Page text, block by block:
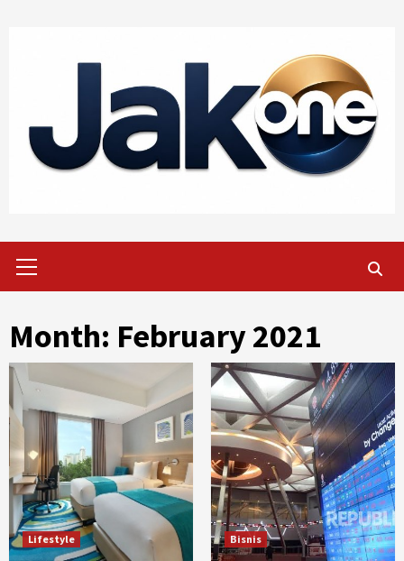
Menu
Month: February 2021
Lifestyle Bisnis